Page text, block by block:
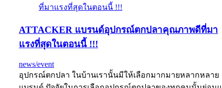
ATTACKER แบรนด์อุปกรณ์ตกปลาคุณภาพดีที่มา
แรงที่สุดในตอนนี้ !!!
news/event
อุปกรณ์ตกปลา ในบ้านเรานั้นมีให้เลือกมากมายหลากหลาย